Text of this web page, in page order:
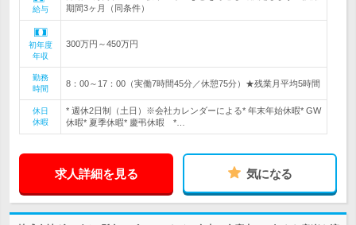
給与
期間3ヶ月（同条件）
初年度
年収
300万円～450万円
勤務
時間
8：00～17：00（実働7時間45分／休憩75分）★残業月平均5時間
休日
休暇
* 週休2日制（土日）※会社カレンダーによる* 年末年始休暇* GW
休暇* 夏季休暇* 慶弔休暇 *…
求人詳細を見る 気になる